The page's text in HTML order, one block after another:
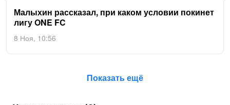
Ма­лыхин расс­ка­зал, при ка­ком ус­ло­вии по­кинет
ли­гу ONE FC
8 Ноя, 10:56
Показать ещё